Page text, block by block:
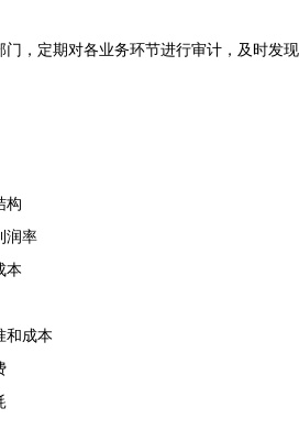
，定期对各业务环节进行审计，及时发现
构
润率
本
和成本